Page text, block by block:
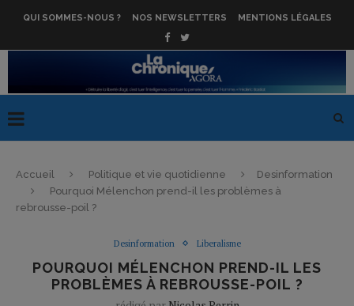
QUI SOMMES-NOUS ? NOS NEWSLETTERS MENTIONS LÉGALES
Accueil Politique et vie quotidienne
Desinformation
Pourquoi Mélenchon prend-il les problèmes à
rebrousse-poil ?
Desinformation Liberalisme
POURQUOI MÉLENCHON PREND-IL LES
PROBLÈMES À REBROUSSE-POIL ?